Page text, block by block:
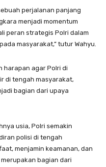
perjalanan panjang
menjadi momentum
peran strategis Polri dalam
masyarakat,” tutur Wahyu.
harapan agar Polri di
di tengah masyarakat,
bagian dari upaya
usia, Polri semakin
polisi di tengah
menjamin keamanan, dan
bagian dari